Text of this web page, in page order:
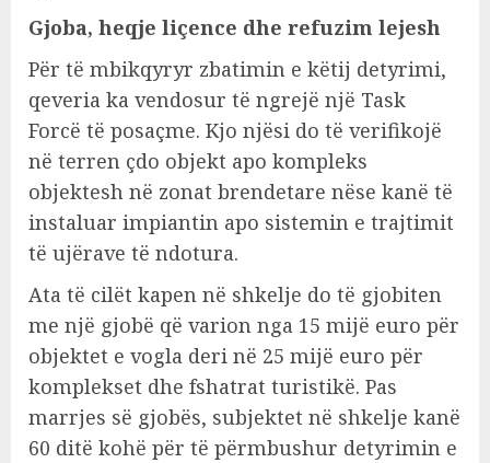
Gjoba, heqje liçence dhe refuzim lejesh
Për të mbikqyryr zbatimin e këtij detyrimi,
qeveria ka vendosur të ngrejë një Task
Forcë të posaçme. Kjo njësi do të verifikojë
në terren çdo objekt apo kompleks
objektesh në zonat brendetare nëse kanë të
instaluar impiantin apo sistemin e trajtimit
të ujërave të ndotura.
Ata të cilët kapen në shkelje do të gjobiten
me një gjobë që varion nga 15 mijë euro për
objektet e vogla deri në 25 mijë euro për
komplekset dhe fshatrat turistikë. Pas
marrjes së gjobës, subjektet në shkelje kanë
60 ditë kohë për të përmbushur detyrimin e